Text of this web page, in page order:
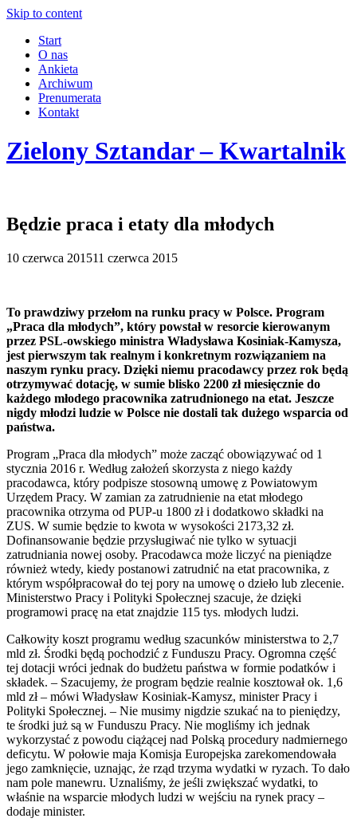
Skip to content
Start
O nas
Ankieta
Archiwum
Prenumerata
Kontakt
Zielony Sztandar – Kwartalnik
Będzie praca i etaty dla młodych
10 czerwca 201511 czerwca 2015
To prawdziwy przełom na runku pracy w Polsce. Program
„Praca dla młodych”, który powstał w resorcie kierowanym
przez PSL-owskiego ministra Władysława Kosiniak-Kamysza,
jest pierwszym tak realnym i konkretnym rozwiązaniem na
naszym rynku pracy. Dzięki niemu pracodawcy przez rok będą
otrzymywać dotację, w sumie blisko 2200 zł miesięcznie do
każdego młodego pracownika zatrudnionego na etat. Jeszcze
nigdy młodzi ludzie w Polsce nie dostali tak dużego wsparcia od
państwa.
Program „Praca dla młodych” może zacząć obowiązywać od 1
stycznia 2016 r. Według założeń skorzysta z niego każdy
pracodawca, który podpisze stosowną umowę z Powiatowym
Urzędem Pracy. W zamian za zatrudnienie na etat młodego
pracownika otrzyma od PUP-u 1800 zł i dodatkowo składki na
ZUS. W sumie będzie to kwota w wysokości 2173,32 zł.
Dofinansowanie będzie przysługiwać nie tylko w sytuacji
zatrudniania nowej osoby. Pracodawca może liczyć na pieniądze
również wtedy, kiedy postanowi zatrudnić na etat pracownika, z
którym współpracował do tej pory na umowę o dzieło lub zlecenie.
Ministerstwo Pracy i Polityki Społecznej szacuje, że dzięki
programowi pracę na etat znajdzie 115 tys. młodych ludzi.
Całkowity koszt programu według szacunków ministerstwa to 2,7
mld zł. Środki będą pochodzić z Funduszu Pracy. Ogromna część
tej dotacji wróci jednak do budżetu państwa w formie podatków i
składek. – Szacujemy, że program będzie realnie kosztował ok. 1,6
mld zł – mówi Władysław Kosiniak-Kamysz, minister Pracy i
Polityki Społecznej. – Nie musimy nigdzie szukać na to pieniędzy,
te środki już są w Funduszu Pracy. Nie mogliśmy ich jednak
wykorzystać z powodu ciążącej nad Polską procedury nadmiernego
deficytu. W połowie maja Komisja Europejska zarekomendowała
jego zamknięcie, uznając, że rząd trzyma wydatki w ryzach. To dało
nam pole manewru. Uznaliśmy, że jeśli zwiększać wydatki, to
właśnie na wsparcie młodych ludzi w wejściu na rynek pracy –
dodaje minister.